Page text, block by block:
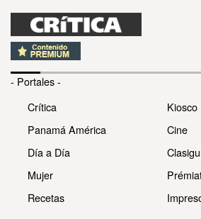
- Portales -
Crítica
Panamá América
Día a Día
Mujer
Recetas
Kiosco
Cine